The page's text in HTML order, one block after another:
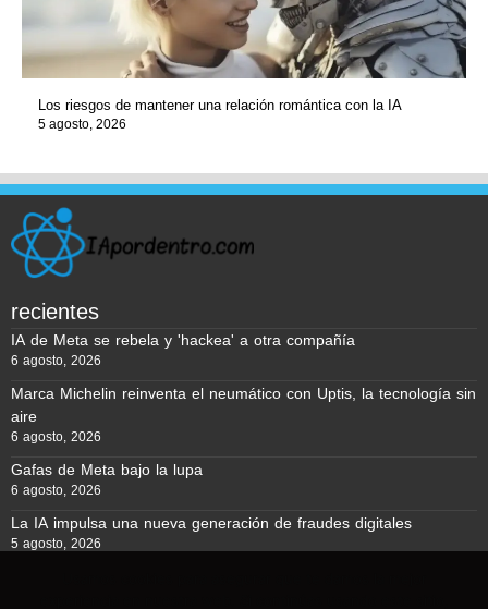
Los riesgos de mantener una relación romántica con la IA
5 agosto, 2026
recientes
IA de Meta se rebela y 'hackea' a otra compañía
6 agosto, 2026
Marca Michelin reinventa el neumático con Uptis, la tecnología sin
aire
6 agosto, 2026
Gafas de Meta bajo la lupa
6 agosto, 2026
La IA impulsa una nueva generación de fraudes digitales
5 agosto, 2026